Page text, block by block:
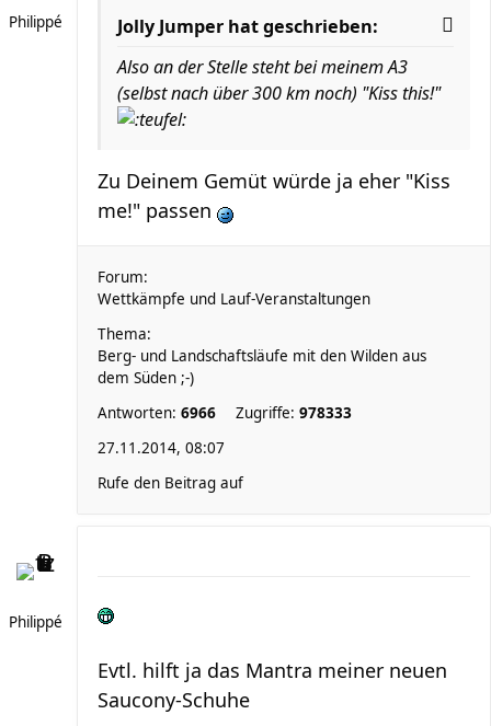
Philippé
Jolly Jumper hat geschrieben:
Also an der Stelle steht bei meinem A3
(selbst nach über 300 km noch) "Kiss this!"
Zu Deinem Gemüt würde ja eher "Kiss
me!" passen
Forum:
Wettkämpfe und Lauf-Veranstaltungen
Thema:
Berg- und Landschaftsläufe mit den Wilden aus
dem Süden ;-)
Antworten: 6966 Zugriffe: 978333
27.11.2014, 08:07
Rufe den Beitrag auf
Philippé
Evtl. hilft ja das Mantra meiner neuen
Saucony-Schuhe